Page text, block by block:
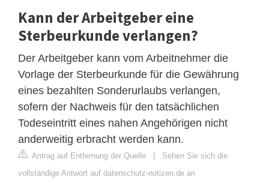
Kann der Arbeitgeber eine
Sterbeurkunde verlangen?
Der Arbeitgeber kann vom Arbeitnehmer die
Vorlage der Sterbeurkunde für die Gewährung
eines bezahlten Sonderurlaubs verlangen,
sofern der Nachweis für den tatsächlichen
Todeseintritt eines nahen Angehörigen nicht
anderweitig erbracht werden kann.
Antrag auf Entfernung der Quelle | Sehen Sie sich die
vollständige Antwort auf datenschutz-notizen.de an